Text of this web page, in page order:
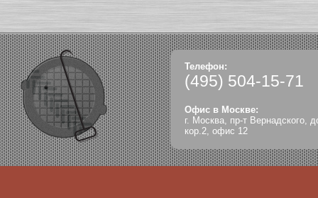
Телефон:
(495) 504-15-71
Офис в Москве:
г. Москва, пр-т Вернадского,
кор.2, офис 12